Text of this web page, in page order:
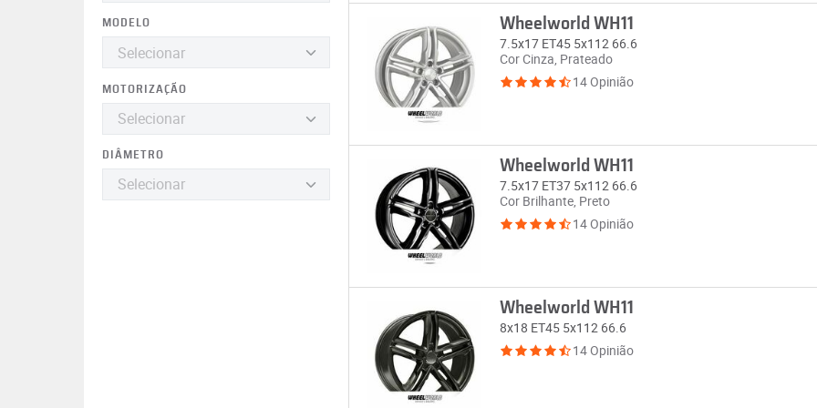
MODELO
MOTORIZAÇÃO
DIÂMETRO
Wheelworld WH11
7.5x17 ET45 5x112 66.6
Cor Cinza, Prateado
14 Opinião
Wheelworld WH11
7.5x17 ET37 5x112 66.6
Cor Brilhante, Preto
14 Opinião
Wheelworld WH11
8x18 ET45 5x112 66.6
14 Opinião